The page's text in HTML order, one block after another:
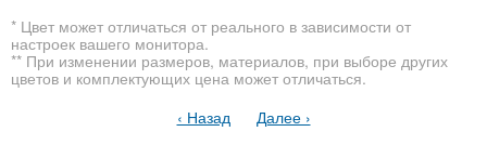
* Цвет может отличаться от реального в зависимости от
настроек вашего монитора.
** При изменении размеров, материалов, при выборе других
цветов и комплектующих цена может отличаться.
‹ Назад
Далее ›